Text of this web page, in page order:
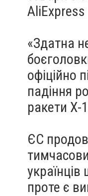
AliExpress
«Здатна
офіційно
падіння
ракети Х-
ЄС
українців
проте є